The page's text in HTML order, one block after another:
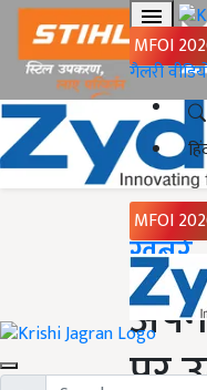
MFOI
गैलरी
MFOI
Home
ख़बरें
पर